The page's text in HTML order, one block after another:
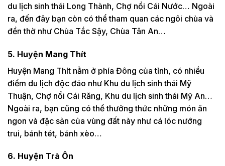
du lịch sinh thái Long Thành, Chợ nổi Cái Nước… Ngoài
ra, đến đây bạn còn có thể tham quan các ngôi chùa và
đền thờ như Chùa Tắc Sậy, Chùa Tân An…
5. Huyện Mang Thít
Huyện Mang Thít nằm ở phía Đông của tỉnh, có nhiều
điểm du lịch độc đáo như Khu du lịch sinh thái Mỹ
Thuận, Chợ nổi Cái Răng, Khu du lịch sinh thái Mỹ An…
Ngoài ra, bạn cũng có thể thưởng thức những món ăn
ngon và đặc sản của vùng đất này như cá lóc nướng
trui, bánh tét, bánh xèo…
6. Huyện Trà Ôn